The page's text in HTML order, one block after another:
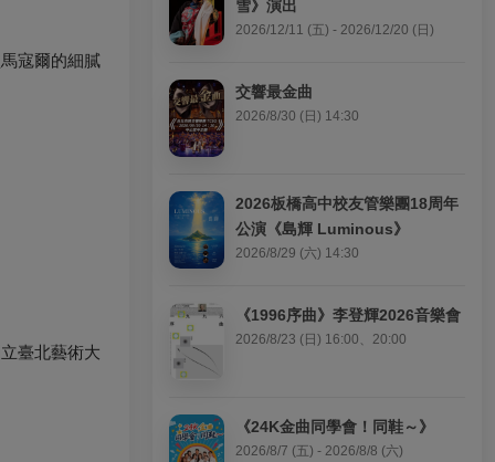
寇爾的細膩
臺北藝術大
雪》演出
2026/12/11 (五) - 2026/12/20 (日)
交響最金曲
2026/8/30 (日) 14:30
2026板橋高中校友管樂團18周年
公演《島輝 Luminous》
2026/8/29 (六) 14:30
《1996序曲》李登輝2026音樂會
2026/8/23 (日) 16:00、20:00
《24K金曲同學會！同鞋～》
2026/8/7 (五) - 2026/8/8 (六)